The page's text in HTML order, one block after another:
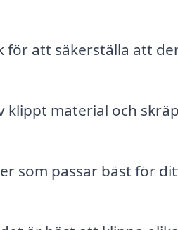
för att säkerställa att
klippt material och
som passar bäst för